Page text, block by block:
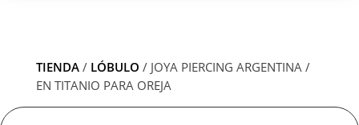
TIENDA/ LÓBULO / JOYA PIERCING ARGENTINA /
EN TITANIO PARA OREJA